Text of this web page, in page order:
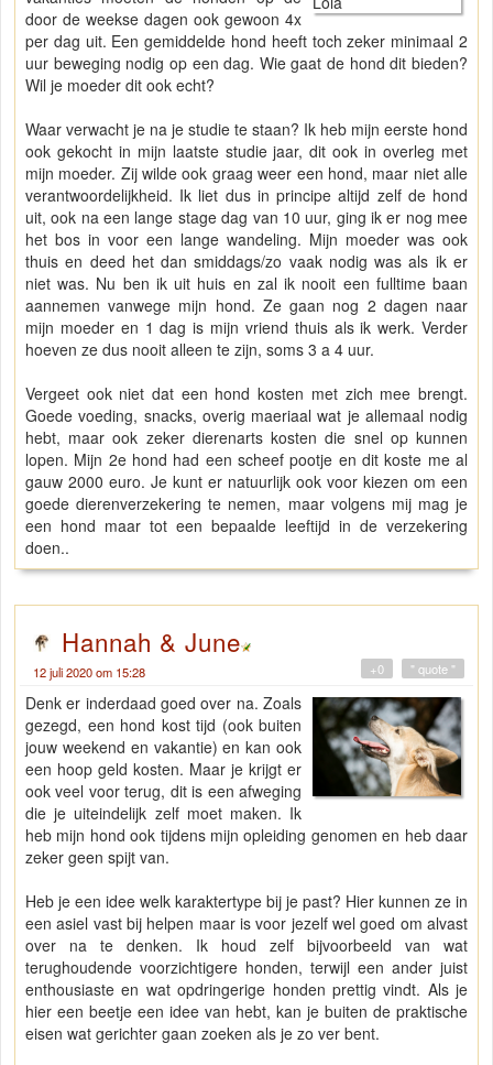
door de weekse dagen ook gewoon 4x
per dag uit. Een gemiddelde hond heeft toch zeker minimaal 2
uur beweging nodig op een dag. Wie gaat de hond dit bieden?
Wil je moeder dit ook echt?
Waar verwacht je na je studie te staan? Ik heb mijn eerste hond
ook gekocht in mijn laatste studie jaar, dit ook in overleg met
mijn moeder. Zij wilde ook graag weer een hond, maar niet alle
verantwoordelijkheid. Ik liet dus in principe altijd zelf de hond
uit, ook na een lange stage dag van 10 uur, ging ik er nog mee
het bos in voor een lange wandeling. Mijn moeder was ook
thuis en deed het dan smiddags/zo vaak nodig was als ik er
niet was. Nu ben ik uit huis en zal ik nooit een fulltime baan
aannemen vanwege mijn hond. Ze gaan nog 2 dagen naar
mijn moeder en 1 dag is mijn vriend thuis als ik werk. Verder
hoeven ze dus nooit alleen te zijn, soms 3 a 4 uur.
Vergeet ook niet dat een hond kosten met zich mee brengt.
Goede voeding, snacks, overig maeriaal wat je allemaal nodig
hebt, maar ook zeker dierenarts kosten die snel op kunnen
lopen. Mijn 2e hond had een scheef pootje en dit koste me al
gauw 2000 euro. Je kunt er natuurlijk ook voor kiezen om een
goede dierenverzekering te nemen, maar volgens mij mag je
een hond maar tot een bepaalde leeftijd in de verzekering
doen..
Hannah & June
12 juli 2020 om 15:28 " quote "
+0
Denk er inderdaad goed over na. Zoals
gezegd, een hond kost tijd (ook buiten
jouw weekend en vakantie) en kan ook
een hoop geld kosten. Maar je krijgt er
ook veel voor terug, dit is een afweging
die je uiteindelijk zelf moet maken. Ik
heb mijn hond ook tijdens mijn opleiding genomen en heb daar
zeker geen spijt van.
Heb je een idee welk karaktertype bij je past? Hier kunnen ze in
een asiel vast bij helpen maar is voor jezelf wel goed om alvast
over na te denken. Ik houd zelf bijvoorbeeld van wat
terughoudende voorzichtigere honden, terwijl een ander juist
enthousiaste en wat opdringerige honden prettig vindt. Als je
hier een beetje een idee van hebt, kan je buiten de praktische
eisen wat gerichter gaan zoeken als je zo ver bent.